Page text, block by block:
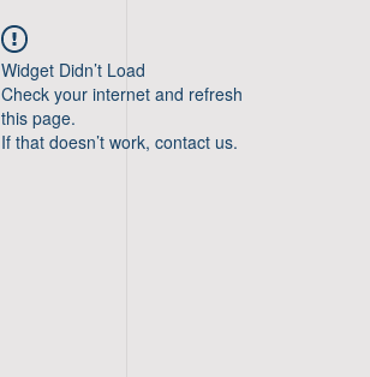
Widget Didn’t Load
Check your internet and refresh
this page.
If that doesn’t work, contact us.